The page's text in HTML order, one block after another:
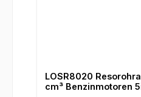
LOSR8020
cm³ Benzinmotoren